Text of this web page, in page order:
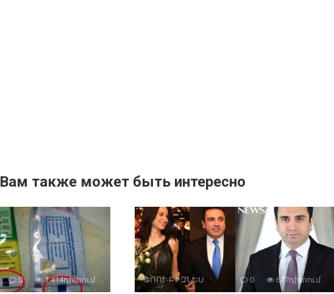
Вам также может быть интересно
0
1 414դիտում ՇՈՈՒ-ԲԻԶՆԵՍ 0 677դիտում